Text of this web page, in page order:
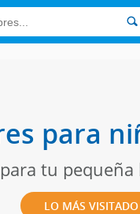
para
tu pequeña
LO MÁS VISITADO